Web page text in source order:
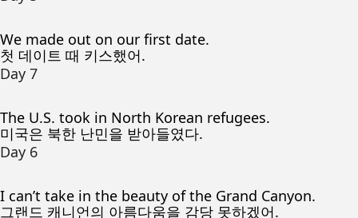
We made out on our first date.
첫 데이트 때 키스했어.
Day 7
The U.S. took in North Korean refugees.
미국은 북한 난민을 받아들였다.
Day 6
I can’t take in the beauty of the Grand Canyon.
그랜드 캐니언의 아름다움을 감당 못하겠어.